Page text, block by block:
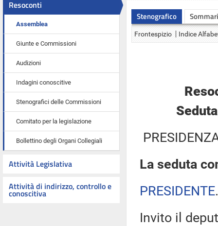
Resoconti
Assemblea
Giunte e Commissioni
Audizioni
Indagini conoscitive
Stenografici delle Commissioni
Comitato per la legislazione
Bollettino degli Organi Collegiali
Attività Legislativa
Attività di indirizzo, controllo e
conoscitiva
Stenografico
Frontespizio Indice
La seduta
PRESIDENTE
Invito il